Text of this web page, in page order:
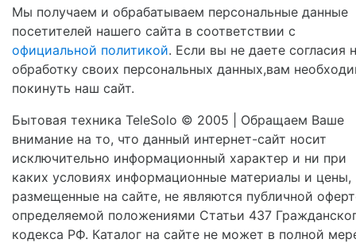
Мы получаем и обрабатываем персональные данные
посетителей нашего сайта в соответствии с
официальной политикой. Если вы не даете согласия
обработку своих персональных данных,вам
покинуть наш сайт.
Бытовая техника TeleSolo © 2005 | Обращаем Ваше
внимание на то, что данный интернет-сайт носит
исключительно информационный характер и ни при
каких условиях информационные материалы и цены,
размещенные на сайте, не являются публичной
определяемой положениями Статьи 437
кодекса РФ. Каталог на сайте не может в полной